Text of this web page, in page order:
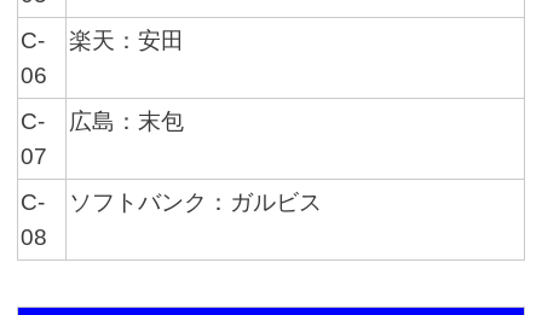
C-
06
楽天：安田
C-
07
広島：末包
C-
08
ソフトバンク：ガルビス